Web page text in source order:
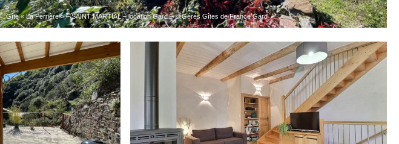
Gîte « La Perrière » – SAINT MARTIAL – location Gard – © Gérés Gîtes de France Gard